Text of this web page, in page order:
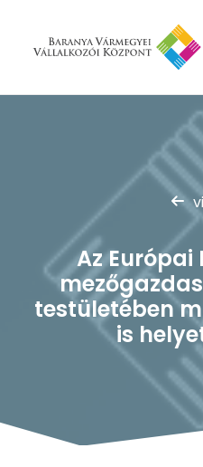
Az
testületében
is